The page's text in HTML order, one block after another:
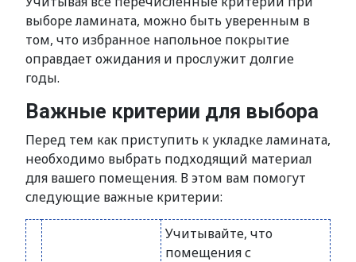
выборе ламината, можно быть уверенным в
том, что избранное напольное покрытие
оправдает ожидания и прослужит долгие
годы.
Важные критерии для выбора
Перед тем как приступить к укладке ламината,
необходимо выбрать подходящий материал
для вашего помещения. В этом вам помогут
следующие важные критерии:
Учитывайте, что
помещения с